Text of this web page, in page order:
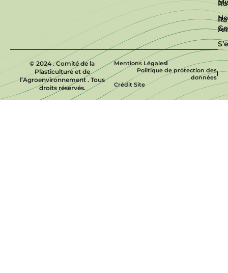
© 2024 . Comité de la
Plasticulture et de
l’Agroenvironnement . Tous
droits réservés.
Mentions Légales
Politique de protection des
données
Crédit Site